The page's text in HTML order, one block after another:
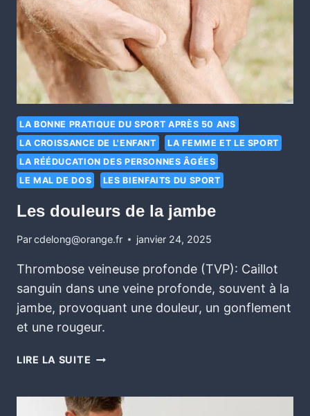
LA BONNE PRATIQUE DU SPORT APRÈS 50 ANS
LA CROISSANCE DE L'ENFANT
LA FEMME ET LE SPORT
LA RÉÉDUCATION DES PERSONNES ÂGÉES
LE MAL DE DOS
LES BIENFAITS DU SPORT
Les douleurs de la jambe
Parcdelong@orange.fr janvier 24, 2025
Thrombose veineuse profonde (TVP): Caillot
sanguin dans une veine profonde, souvent à la
jambe, provoquant une douleur, un gonflement
et une rougeur.
LIRE LA SUITE